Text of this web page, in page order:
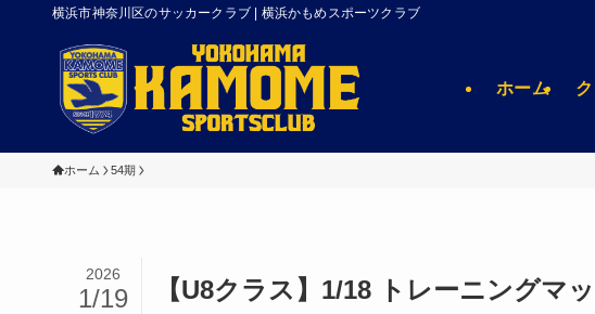
横浜市神奈川区のサッカークラブ | 横浜かもめスポーツクラブ
ホーム
ホーム 54期
【U8クラス】1/18 トレーニングマ
2026
1/19